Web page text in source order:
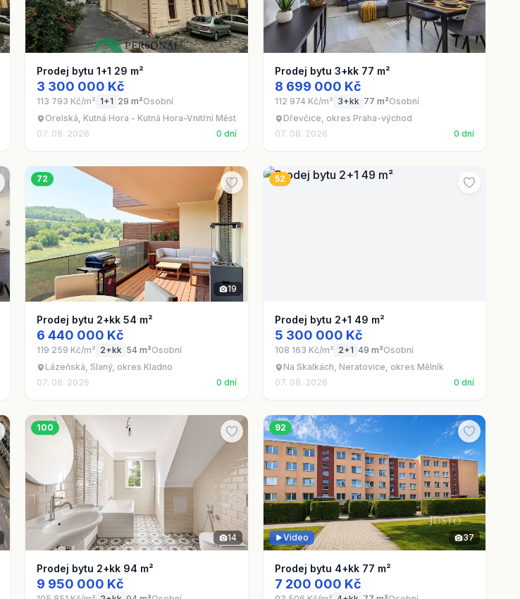
Prodej bytu 1+1 29 m²
3 300 000 Kč
113 793 Kč/m² 1+1 29 m²Osobní
Orelská, Kutná Hora - Kutná Hora-Vnitřní Město
07. 08. 2026
0 dní
Prodej bytu 3+kk 77 m²
8 699 000 Kč
112 974 Kč/m² 3+kk 77 m²Osobní
Dřevčice, okres Praha-východ
07. 08. 2026
0 dní
72
19
Prodej bytu 2+kk 54 m²
6 440 000 Kč
119 259 Kč/m² 2+kk 54 m²Osobní
Lázeňská, Slaný, okres Kladno
07. 08. 2026
0 dní
52
Prodej bytu 2+1 49 m²
5 300 000 Kč
108 163 Kč/m² 2+1 49 m²Osobní
Na Skalkách, Neratovice, okres Mělník
07. 08. 2026
0 dní
100
14
Prodej bytu 2+kk 94 m²
9 950 000 Kč
92
37
Video
Prodej bytu 4+kk 77 m²
7 200 000 Kč